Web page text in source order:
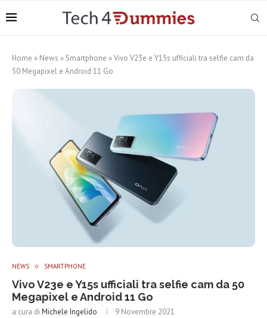
Home » News » Smartphone »Vivo V23e e Y15s ufficiali tra selfie cam da
50 Megapixel e Android 11 Go
NEWS SMARTPHONE
Vivo V23e e Y15s ufficiali tra selfie cam da 50
Megapixel e Android 11 Go
a cura di Michele Ingelido 9 Novembre 2021